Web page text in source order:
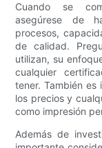
Cuando se
asegúrese de
procesos,
de calidad.
utilizan, su
cualquier
tener. También
los precios y
como impresión
Además de